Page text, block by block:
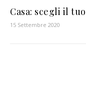
Casa: scegli il
15 Settembre 2020